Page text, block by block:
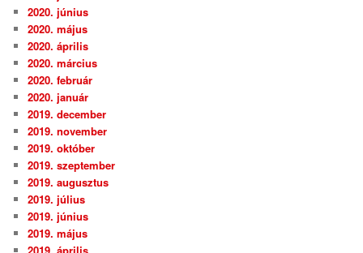
2020. június
2020. május
2020. április
2020. március
2020. február
2020. január
2019. december
2019. november
2019. október
2019. szeptember
2019. augusztus
2019. július
2019. június
2019. május